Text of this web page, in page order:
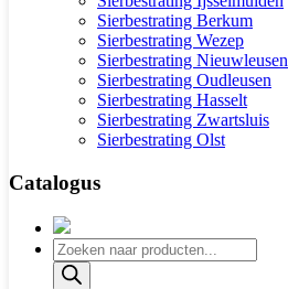
Sierbestrating Berkum
Sierbestrating Wezep
Sierbestrating Nieuwleusen
Sierbestrating Oudleusen
Sierbestrating Hasselt
Sierbestrating Zwartsluis
Sierbestrating Olst
Catalogus
Producten
zoeken